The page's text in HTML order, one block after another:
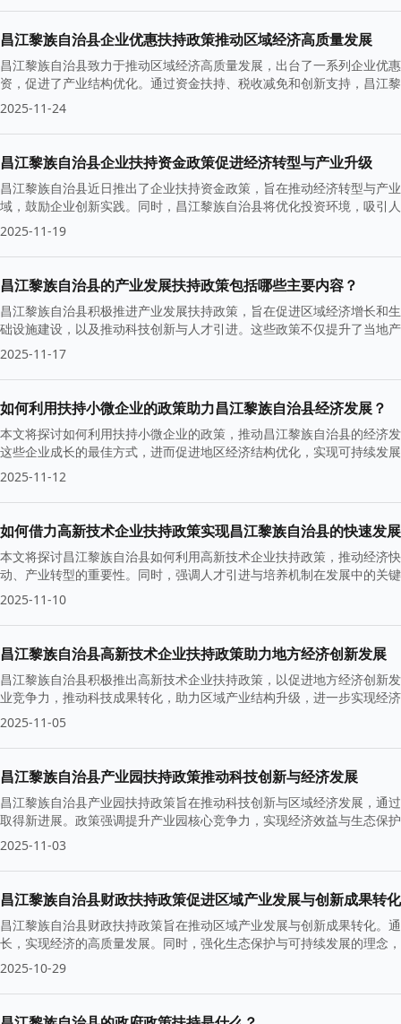
昌江黎族自治县企业优惠扶持政策推动区域经济高质量发展
昌江黎族自治县致力于推动区域经济高质量发展，出台了一系列企业优
资，促进了产业结构优化。通过资金扶持、税收减免和创新支持，昌江
了新动力。
2025-11-24
昌江黎族自治县企业扶持资金政策促进经济转型与产业升级
昌江黎族自治县近日推出了企业扶持资金政策，旨在推动经济转型与产
域，鼓励企业创新实践。同时，昌江黎族自治县将优化投资环境，吸引
2025-11-19
昌江黎族自治县的产业发展扶持政策包括哪些主要内容？
昌江黎族自治县积极推进产业发展扶持政策，旨在促进区域经济增长和
础设施建设，以及推动科技创新与人才引进。这些政策不仅提升了当地
标。
2025-11-17
如何利用扶持小微企业的政策助力昌江黎族自治县经济发展？
本文将探讨如何利用扶持小微企业的政策，推动昌江黎族自治县的经济
这些企业成长的最佳方式，进而促进地区经济结构优化，实现可持续发
2025-11-12
如何借力高新技术企业扶持政策实现昌江黎族自治县的快速发
本文将探讨昌江黎族自治县如何利用高新技术企业扶持政策，推动经济
动、产业转型的重要性。同时，强调人才引进与培养机制在发展中的关
2025-11-10
昌江黎族自治县高新技术企业扶持政策助力地方经济创新发展
昌江黎族自治县积极推出高新技术企业扶持政策，以促进地方经济创新
业竞争力，推动科技成果转化，助力区域产业结构升级，进一步实现经
技术企业落户。
2025-11-05
昌江黎族自治县产业园扶持政策推动科技创新与经济发展
昌江黎族自治县产业园扶持政策旨在推动科技创新与区域经济发展，通
取得新进展。政策强调提升产业园核心竞争力，实现经济效益与生态保
2025-11-03
昌江黎族自治县财政扶持政策促进区域产业发展与创新成果转化
昌江黎族自治县财政扶持政策旨在推动区域产业发展与创新成果转化。
长，实现经济的高质量发展。同时，强化生态保护与可持续发展的理念
2025-10-29